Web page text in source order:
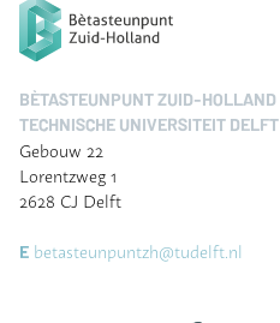
BÈTASTEUNPUNT ZUID-HOLLAND
TECHNISCHE UNIVERSITEIT DELFT
Gebouw 22
Lorentzweg 1
2628 CJ Delft
E betasteunpuntzh@tudelft.nl